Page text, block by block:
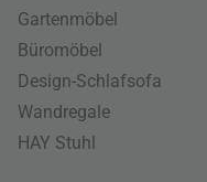
Gartenmöbel
Büromöbel
Design-Schlafsofa
Wandregale
HAY Stuhl